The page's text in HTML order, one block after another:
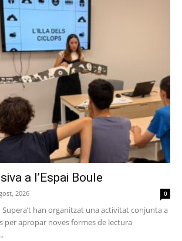
a l’Espai Boule
2026 0
Supera’t han organitzat una activitat conjunta a
per apropar noves formes de lectura